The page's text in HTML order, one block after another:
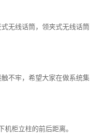
无线话筒，领夹式无线话筒
不牢，希望大家在做系统集
柜立柱的前后距离。